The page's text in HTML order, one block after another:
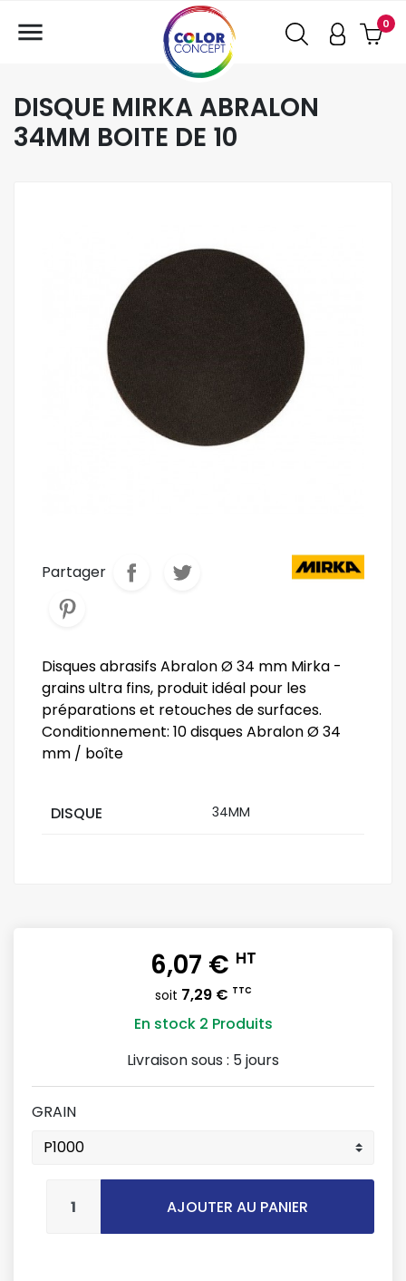
0

DISQUE MIRKA ABRALON
34MM BOITE DE 10
Partager
Disques abrasifs Abralon Ø 34 mm Mirka -
grains ultra fins, produit idéal pour les
préparations et retouches de surfaces.
Conditionnement: 10 disques Abralon Ø 34
mm / boîte
DISQUE 34MM
6,07 € HT
soit 7,29 € TTC
En stock 2 Produits
Livraison sous : 5 jours
GRAIN
AJOUTER AU PANIER